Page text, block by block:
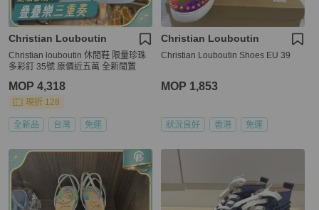
Christian Louboutin
Christian louboutin 休閒鞋 限量珍珠
多彩釘 35號 原價近五萬 全新閒置
MOP 4,318
現折 128
全新品 台灣 免運
Christian Louboutin
Christian Louboutin Shoes EU 39
MOP 1,853
狀況良好 香港 免運